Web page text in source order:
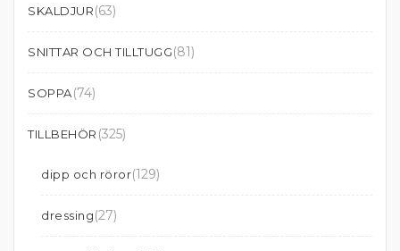
SKALDJUR(63)
SNITTAR OCH TILLTUGG(81)
SOPPA(74)
TILLBEHÖR (325)
dipp och röror(129)
dressing(27)